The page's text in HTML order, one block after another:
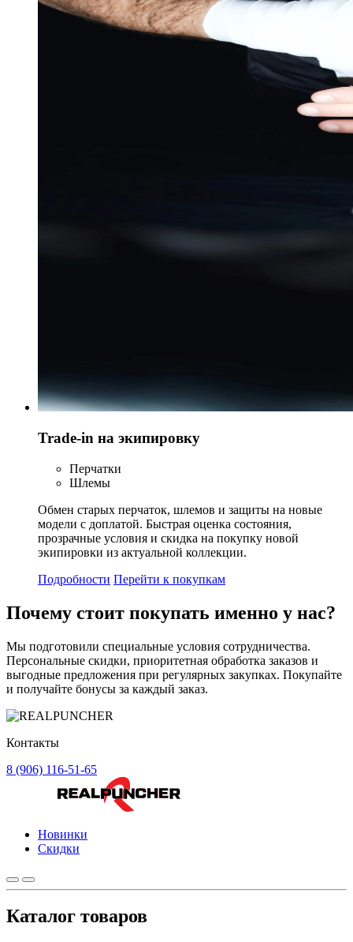
Trade-in на экипировку
Перчатки
Шлемы
Обмен старых перчаток, шлемов и защиты на новые
модели с доплатой. Быстрая оценка состояния,
прозрачные условия и скидка на покупку новой
экипировки из актуальной коллекции.
Подробности Перейти к покупкам
Почему стоит покупать именно у нас?
Мы подготовили специальные условия сотрудничества.
Персональные скидки, приоритетная обработка заказов и
выгодные предложения при регулярных закупках. Покупайте
и получайте бонусы за каждый заказ.
Контакты
8 (906) 116-51-65
Новинки
Скидки
Каталог товаров